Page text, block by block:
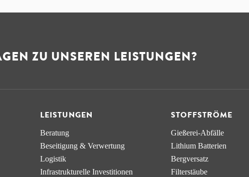
ZU UNSEREN LEISTUNGEN?
LEISTUNGEN
Beratung
Beseitigung & Verwertung
Logistik
Infra­strukturelle Investitionen
STOFFSTRÖME
Gießerei-Abfälle
Lithium Batterien
Bergversatz
Filterstäube